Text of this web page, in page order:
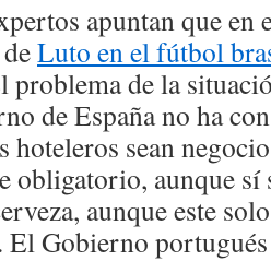
apuntan que en
Luto en el fútbol
problema de la
de España no ha
hoteleros sean
obligatorio, aunque sí
aunque este
El Gobierno